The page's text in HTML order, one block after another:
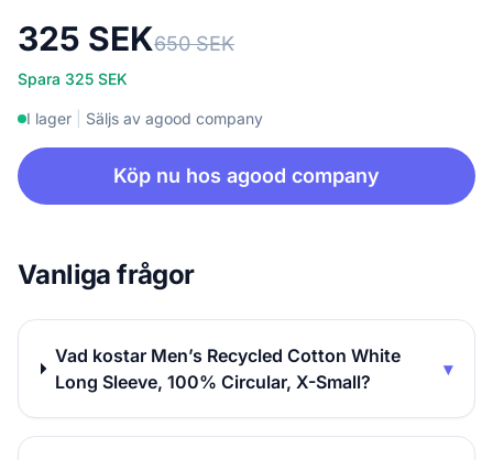
325 SEK650 SEK
Spara 325 SEK
I lager Säljs av agood company
Köp nu hos agood company
Vanliga frågor
Vad kostar Men’s Recycled Cotton White
Long Sleeve, 100% Circular, X-Small?
▾